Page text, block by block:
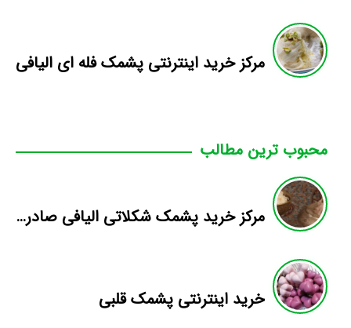
مرکز خرید اینترنتی پشمک فله ای الیافی
محبوب ترین مطالب
مرکز خرید پشمک شکلاتی الیافی صادراتی به کویت
خرید اینترنتی پشمک قلبی